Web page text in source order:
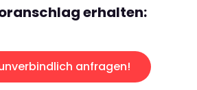
erhalten:
anfragen!